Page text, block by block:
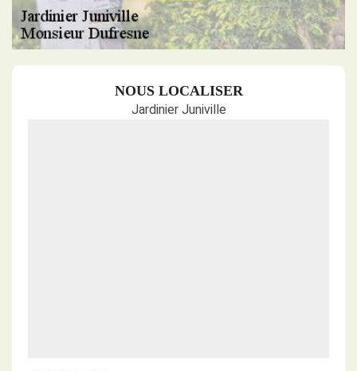
NOUS LOCALISER
Jardinier Juniville